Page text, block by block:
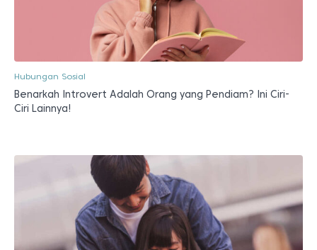
Hubungan Sosial
Benarkah Introvert Adalah Orang yang Pendiam? Ini Ciri-
Ciri Lainnya!